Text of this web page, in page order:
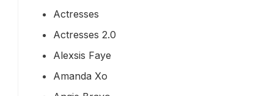
Actresses
Actresses 2.0
Alexsis Faye
Amanda Xo